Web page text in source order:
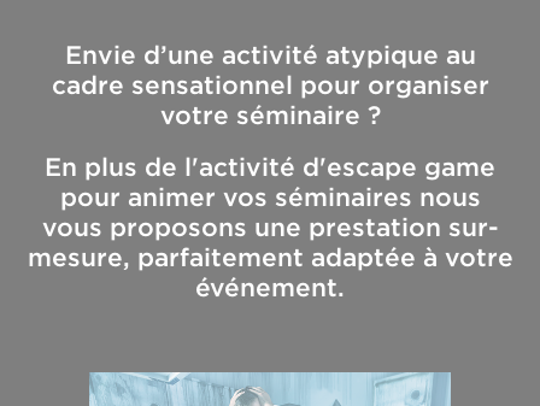
Envie d’une activité atypique au
cadre sensationnel pour organiser
votre séminaire ?
En plus de l'activité d'escape game
pour animer vos séminaires nous
vous proposons une prestation sur-
mesure, parfaitement adaptée à votre
événement.